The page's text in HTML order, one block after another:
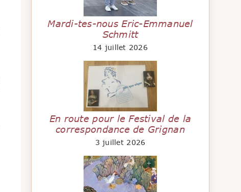
Mardi-tes-nous Eric-Emmanuel
Schmitt
14 juillet 2026
En route pour le Festival de la
correspondance de Grignan
3 juillet 2026